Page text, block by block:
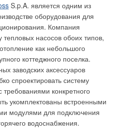
S.p.A. является одним из
оборудования для
Компания
насосов обоих типов,
как небольшого
коттеджного поселка.
заводских аксессуаров
спроектировать систему
требованиями конкретного
укомплектованы встроенными
модулями для подключения
водоснабжения.
клапаны Valtec VT.031 и
подключении радиаторов
VT.225R. Система позволяет
VEQ до 28-ми
от одного
радиосервоприводы
для каждой из которых
управления.
6) должен размещаться в
(в нашем примере это